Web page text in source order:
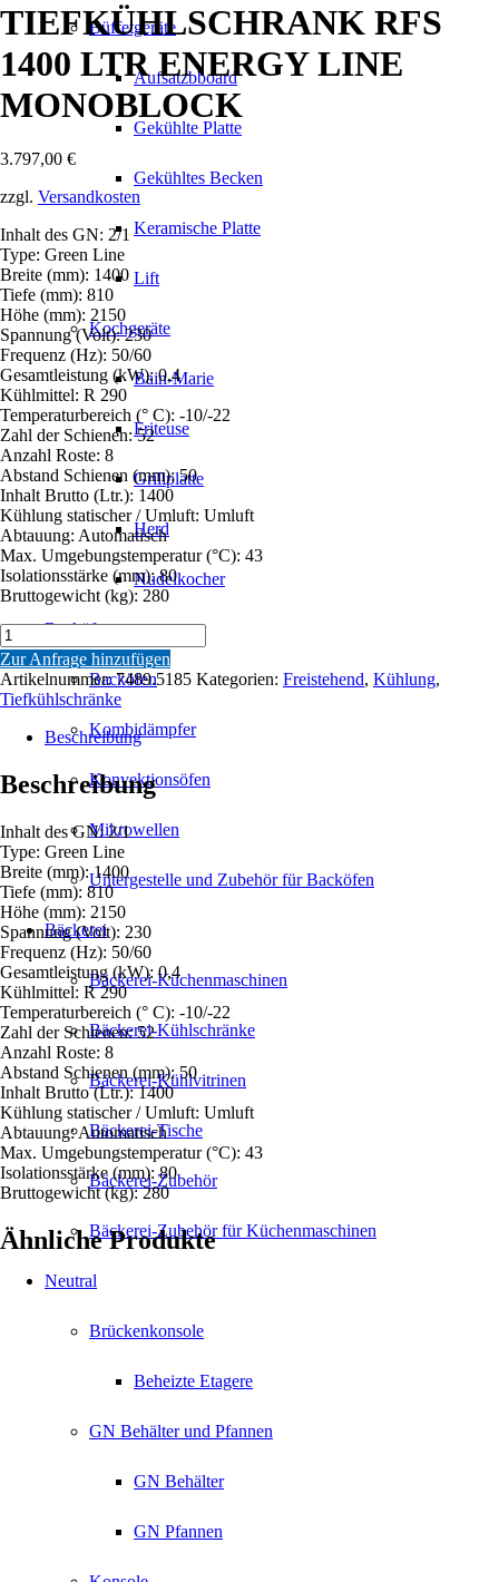
Büffetgeräte
Aufsatzbboard
Gekühlte Platte
Gekühltes Becken
Keramische Platte
Lift
Kochgeräte
Bain-Marie
Friteuse
Grillplatte
Herd
Nudelkocher
Backöfen
Backöfen
Kombidämpfer
Konvektionsöfen
Mikrowellen
Untergestelle und Zubehör für Backöfen
Bäckerei
Bäckerei-Küchenmaschinen
Bäckerei-Kühlschränke
Bäckerei-Kühlvitrinen
Bäckerei-Tische
Bäckerei-Zubehör
Bäckerei-Zubehör für Küchenmaschinen
Neutral
Brückenkonsole
Beheizte Etagere
GN Behälter und Pfannen
GN Behälter
GN Pfannen
TIEFKÜHLSCHRANK RFS
1400 LTR ENERGY LINE
MONOBLOCK
3.797,00 €
zzgl. Versandkosten
Inhalt des GN: 2/1
Type: Green Line
Breite (mm): 1400
Tiefe (mm): 810
Höhe (mm): 2150
Spannung (Volt): 230
Frequenz (Hz): 50/60
Gesamtleistung (kW): 0,4
Kühlmittel: R 290
Temperaturbereich (° C): -10/-22
Zahl der Schienen: 52
Anzahl Roste: 8
Abstand Schienen (mm): 50
Inhalt Brutto (Ltr.): 1400
Kühlung statischer / Umluft: Umluft
Abtauung: Automatisch
Max. Umgebungstemperatur (°C): 43
Isolationsstärke (mm): 80
Bruttogewicht (kg): 280
TIEFKÜHLSCHRANK
RFS
1400
LTR
ENERGY
LINE
Menge
Zur Anfrage hinzufügen
Artikelnummer:7489.5185 Kategorien: Freistehend, Kühlung,
Tiefkühlschränke
Beschreibung
Beschreibung
Inhalt des GN: 2/1
Type: Green Line
Breite (mm): 1400
Tiefe (mm): 810
Höhe (mm): 2150
Spannung (Volt): 230
Frequenz (Hz): 50/60
Gesamtleistung (kW): 0,4
Kühlmittel: R 290
Temperaturbereich (° C): -10/-22
Zahl der Schienen: 52
Anzahl Roste: 8
Abstand Schienen (mm): 50
Inhalt Brutto (Ltr.): 1400
Kühlung statischer / Umluft: Umluft
Abtauung: Automatisch
Max. Umgebungstemperatur (°C): 43
Isolationsstärke (mm): 80
Bruttogewicht (kg): 280
Ähnliche Produkte